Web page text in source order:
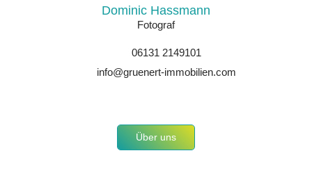
Dominic Hassmann
Fotograf
06131 2149101
info@gruenert-immobilien.com
Über uns